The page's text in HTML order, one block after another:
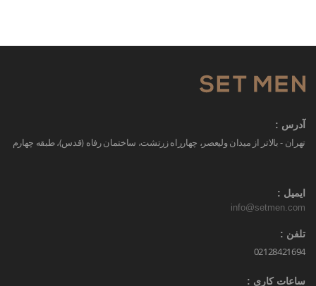
آدرس :
تهران - بالاتر از میدان ولیعصر، چهارراه زرتشت، ساختمان رفاه (قدس)، طبقه چهارم
ایمیل :
info@setmen.com
تلفن :
02128421694
ساعات کاری :